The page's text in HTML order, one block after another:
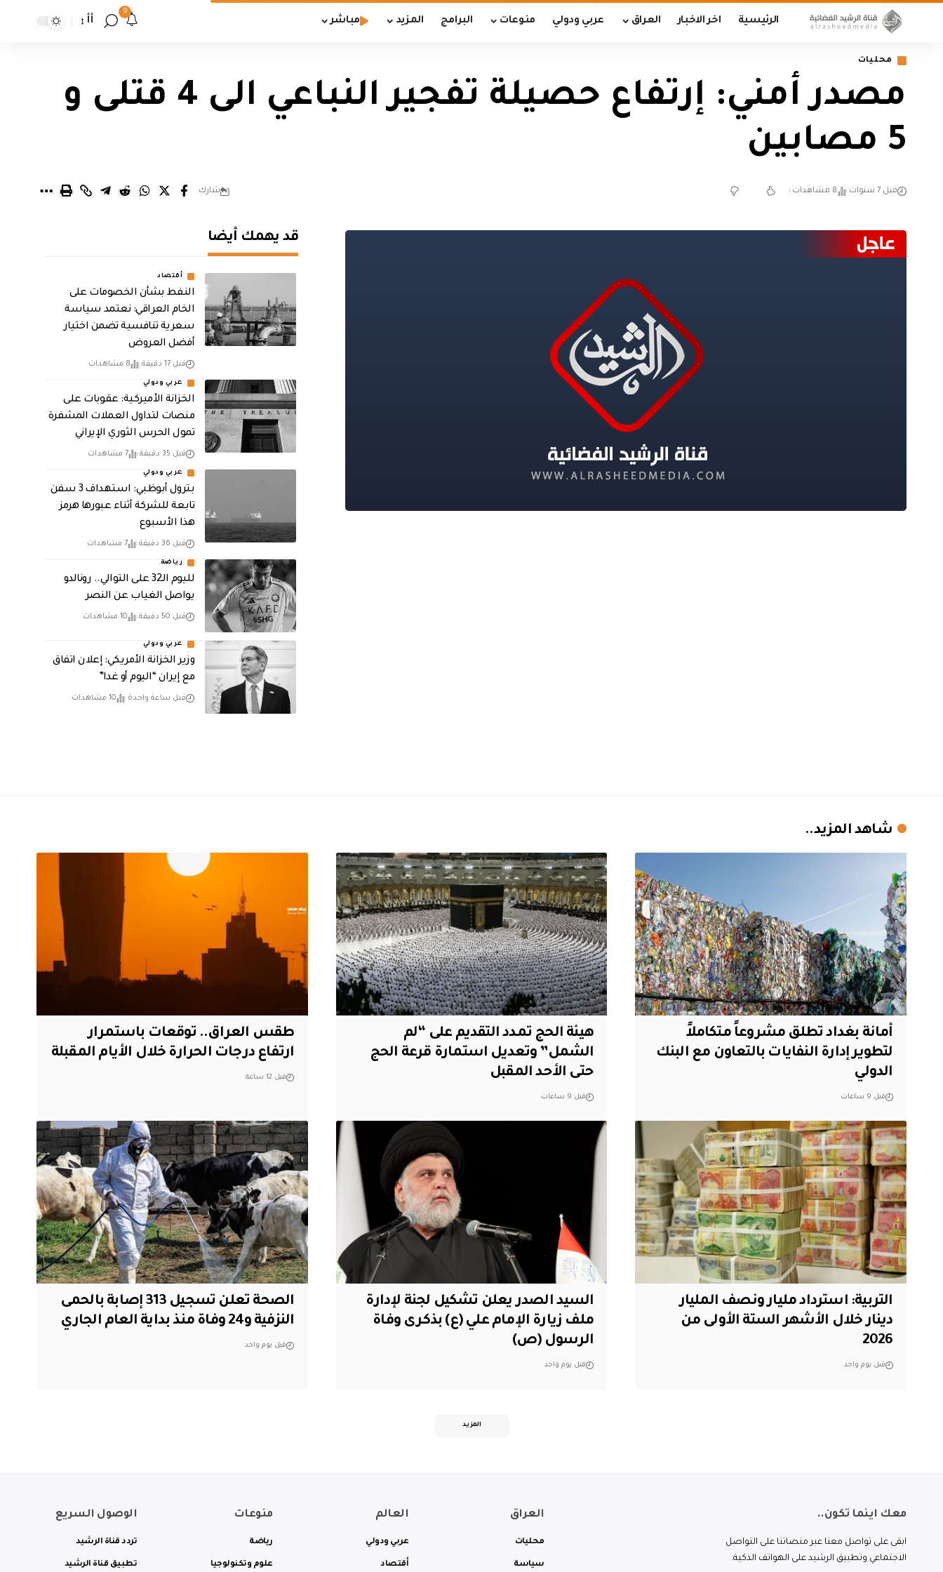
الرئيسية اخر الاخبار العراق عربي ودولي منوعات البرامج المزيد مباشر
9
أأ
محليات
مصدر أمني: إرتفاع حصيلة تفجير النباعي الى 4 قتلى و
5 مصابين
قبل 7 سنوات 8 مشاهدات شارك
قد يهمك أيضا
أقتصاد
النفط بشأن الخصومات على
الخام العراقي: نعتمد سياسة
سعرية تنافسية تضمن اختيار
أفضل العروض
قبل 17 دقيقة 8 مشاهدات
عربي ودولي
الخزانة الأميركية: عقوبات على
منصات لتداول العملات المشفرة
تمول الحرس الثوري الإيراني
قبل 35 دقيقة 7 مشاهدات
عربي ودولي
بترول أبوظبي: استهداف 3 سفن
تابعة للشركة أثناء عبورها هرمز
هذا الأسبوع
قبل 36 دقيقة 7 مشاهدات
رياضة
لليوم الـ32 على التوالي.. رونالدو
يواصل الغياب عن النصر
قبل 50 دقيقة 10 مشاهدات
عربي ودولي
وزير الخزانة الأمريكي: إعلان اتفاق
مع إيران “اليوم أو غدا”
قبل ساعة واحدة 10 مشاهدات
شاهد المزيد..
أمانة بغداد تطلق مشروعاً متكاملاً
لتطوير إدارة النفايات بالتعاون مع البنك
الدولي
قبل 9 ساعات
هيئة الحج تمدد التقديم على “لم
الشمل” وتعديل استمارة قرعة الحج
حتى الأحد المقبل
قبل 9 ساعات
طقس العراق.. توقعات باستمرار
ارتفاع درجات الحرارة خلال الأيام المقبلة
قبل 12 ساعة
التربية: استرداد مليار ونصف المليار
دينار خلال الأشهر الستة الأولى من
2026
قبل يوم واحد
السيد الصدر يعلن تشكيل لجنة لإدارة
ملف زيارة الإمام علي (ع) بذكرى وفاة
الرسول (ص)
قبل يوم واحد
الصحة تعلن تسجيل 313 إصابة بالحمى
النزفية و24 وفاة منذ بداية العام الجاري
قبل يوم واحد
المزيد
معك اينما تكون..
ابقى على تواصل معنا عبر منصاتنا على التواصل
الاجتماعي وتطبيق الرشيد على الهواتف الذكية.
العراق
محليات
سياسة
العالم
عربي ودولي
أقتصاد
منوعات
رياضة
علوم وتكنولوجيا
الوصول السريع
تردد قناة الرشيد
تطبيق قناة الرشيد